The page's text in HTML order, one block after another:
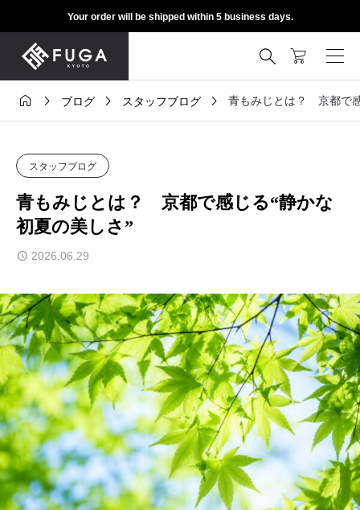
Your order will be shipped within 5 business days.

  ブログ  スタッフブログ  青もみじとは？ 京都で
スタッフブログ
青もみじとは？ 京都で感じる“静かな
初夏の美しさ”
2026.06.29